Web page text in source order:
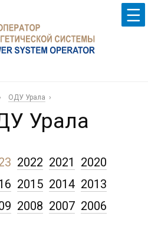
ОДУ Урала
Урала
2022 2021
2020
2015 2014 2013
2008 2007 2006